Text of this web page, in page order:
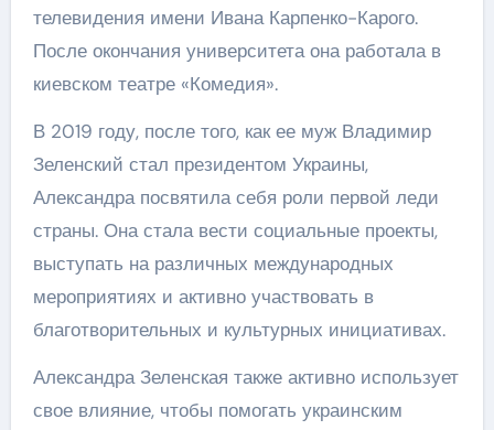
телевидения имени Ивана Карпенко-Карого.
После окончания университета она работала в
киевском театре «Комедия».
В 2019 году, после того, как ее муж Владимир
Зеленский стал президентом Украины,
Александра посвятила себя роли первой леди
страны. Она стала вести социальные проекты,
выступать на различных международных
мероприятиях и активно участвовать в
благотворительных и культурных инициативах.
Александра Зеленская также активно использует
свое влияние, чтобы помогать украинским